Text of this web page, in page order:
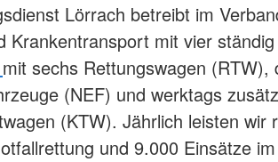
Lörrach betreibt im
Krankentransport mit vier
mit sechs Rettungswagen (RTW),
(NEF) und werktags
(KTW). Jährlich leisten wir
und 9.000 Einsätze